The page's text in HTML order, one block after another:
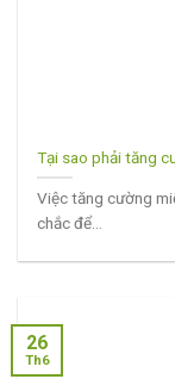
Tại sao phải tăng
Việc tăng cường
chắc để...
26
Th6